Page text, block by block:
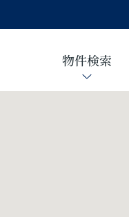
物件検索